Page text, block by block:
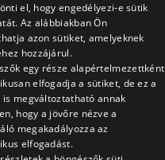
15
lévő
állomási
226/15.
el, hogy engedélyezi-e sütik
Az alábbiakban Ön
azon sütiket, amelyeknek
hozzájárul.
egy része alapértelmezettként
elfogadja a sütiket, de ez a
is megváltoztatható annak
hogy a jövőre nézve a
megakadályozza az
elfogadást.